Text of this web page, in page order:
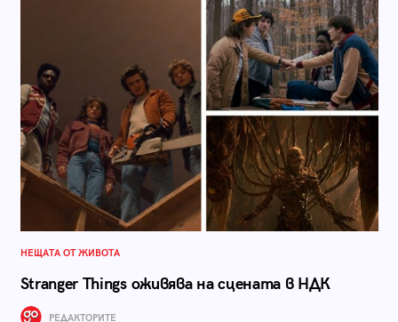
НЕЩАТА ОТ ЖИВОТА
Stranger Things оживява на сцената в НДК
РЕДАКТОРИТЕ